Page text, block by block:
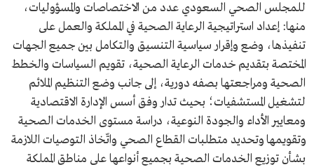
للمجلس الصحي السعودي عدد من الاختصاصات والمسؤوليات،
منها: إعداد استراتيجية الرعاية الصحية في المملكة والعمل على
تنفيذها، وضع وإقرار سياسية التنسيق والتكامل بين جميع الجهات
المختصة بتقديم خدمات الرعاية الصحية، تقويم السياسات والخطط
الصحية ومراجعتها بصفه دورية، إلى جانب وضع التنظيم الملائم
لتشغيل المستشفيات؛ بحيث تدار وفق أسس الإدارة الاقتصادية
ومعايير الأداء والجودة النوعية، دراسة مستوى الخدمات الصحية
وتقويمها وتحديد متطلبات القطاع الصحي واتّخاذ التوصيات اللازمة
بشأن توزيع الخدمات الصحية بجميع أنواعها على مناطق المملكة